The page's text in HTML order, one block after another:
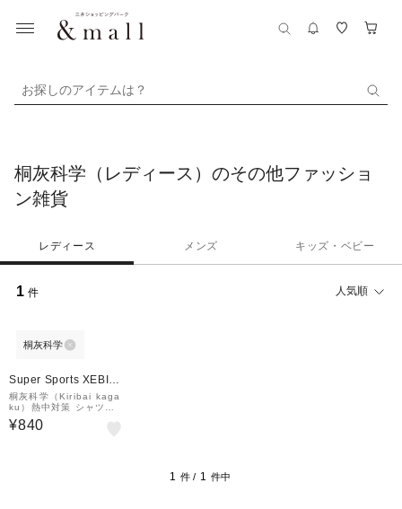
お探しのアイテムは？
桐灰科学（レディース）のその他ファッショ
ン雑貨
レディース メンズ キッズ・ベビー
1 件 人気順
桐灰科学
Super Sports XEBIO
&mall店
桐灰科学（Kiribai kaga
ku）熱中対策 シャツク
ール 冷感ストロング 大
容量 280ml シャツクー
¥840
1 件 / 1 件中